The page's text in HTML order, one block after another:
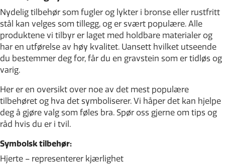
Nydelig tilbehør som fugler og lykter i bronse eller rustfritt
stål kan velges som tillegg, og er svært populære. Alle
produktene vi tilbyr er laget med holdbare materialer og
har en utførelse av høy kvalitet. Uansett hvilket utseende
du bestemmer deg for, får du en gravstein som er tidløs og
varig.
Her er en oversikt over noe av det mest populære
tilbehøret og hva det symboliserer. Vi håper det kan hjelpe
deg å gjøre valg som føles bra. Spør oss gjerne om tips og
råd hvis du er i tvil.
Symbolsk tilbehør:
Hjerte – representerer kjærlighet